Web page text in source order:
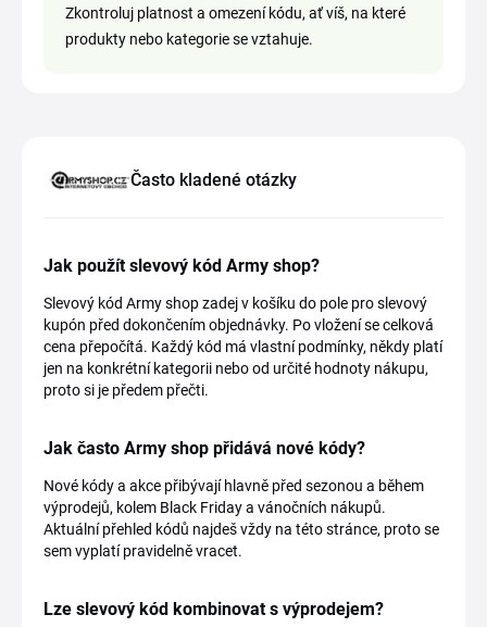
Zkontroluj platnost a omezení kódu, ať víš, na které
produkty nebo kategorie se vztahuje.
Často kladené otázky
Jak použít slevový kód Army shop?
Slevový kód Army shop zadej v košíku do pole pro slevový
kupón před dokončením objednávky. Po vložení se celková
cena přepočítá. Každý kód má vlastní podmínky, někdy platí
jen na konkrétní kategorii nebo od určité hodnoty nákupu,
proto si je předem přečti.
Jak často Army shop přidává nové kódy?
Nové kódy a akce přibývají hlavně před sezonou a během
výprodejů, kolem Black Friday a vánočních nákupů.
Aktuální přehled kódů najdeš vždy na této stránce, proto se
sem vyplatí pravidelně vracet.
Lze slevový kód kombinovat s výprodejem?